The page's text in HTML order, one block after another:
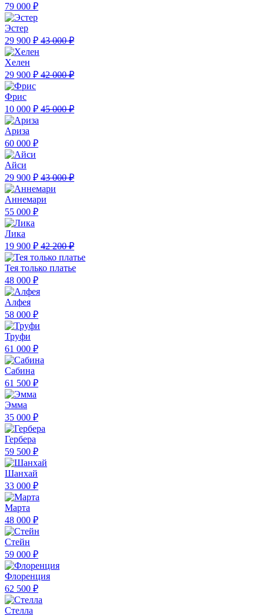
79 000 ₽
Эстер
29 900 ₽ 43 000 ₽
Хелен
29 900 ₽ 42 000 ₽
Фрис
10 000 ₽ 45 000 ₽
Ариза
60 000 ₽
Айси
29 900 ₽ 43 000 ₽
Аннемари
55 000 ₽
Лика
19 900 ₽ 42 200 ₽
Тея только платье
48 000 ₽
Алфея
58 000 ₽
Труфи
61 000 ₽
Сабина
61 500 ₽
Эмма
35 000 ₽
Гербера
59 500 ₽
Шанхай
33 000 ₽
Марта
48 000 ₽
Стейн
59 000 ₽
Флоренция
62 500 ₽
Стелла